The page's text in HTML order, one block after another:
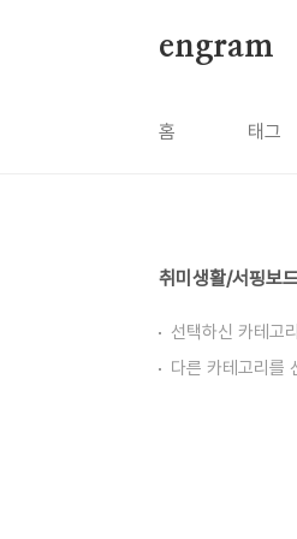
engram
홈 태그
취미생활/서핑보
선택하신 카테고
다른 카테고리를